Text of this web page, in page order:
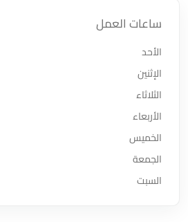
ساعات العمل
الأحد
الإثنين
الثلاثاء
الأربعاء
الخميس
الجمعة
السبت